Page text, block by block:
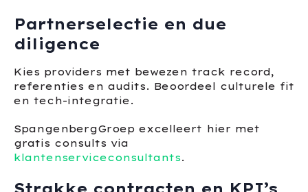
Partnerselectie en due
diligence
Kies providers met bewezen track record,
referenties en audits. Beoordeel culturele fit
en tech-integratie.
SpangenbergGroep excelleert hier met
gratis consults via
klantenserviceconsultants.